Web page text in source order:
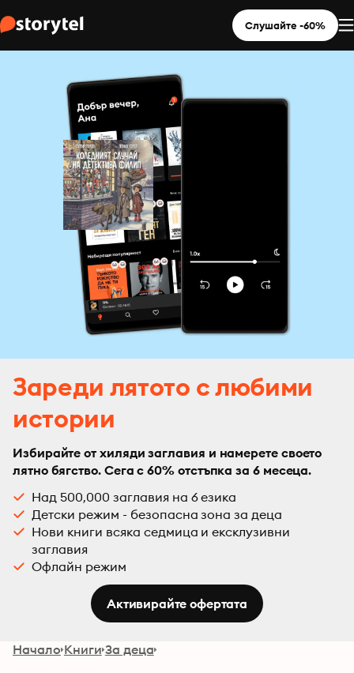
Слушайте -60%
Зареди лятото с любими
истории
Избирайте от хиляди заглавия и намерете своето
лятно бягство. Сега с 60% отстъпка за 6 месеца.
Над 500,000 заглавия на 6 езика
Детски режим - безопасна зона за деца
Нови книги всяка седмица и ексклузивни
заглавия
Офлайн режим
Активирайте офертата
Начало Книги За деца